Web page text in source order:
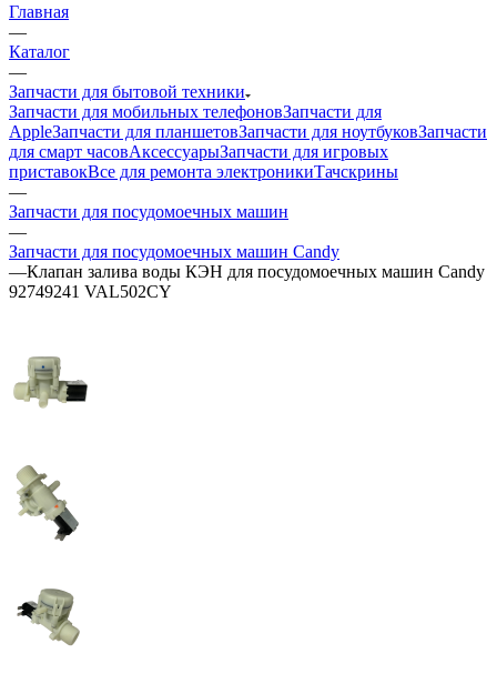
Главная
—
Каталог
—
Запчасти для бытовой техники
Запчасти для мобильных телефоновЗапчасти для
AppleЗапчасти для планшетовЗапчасти для ноутбуковЗапчасти
для смарт часовАксессуарыЗапчасти для игровых
приставокВсе для ремонта электроникиТачскрины
—
Запчасти для посудомоечных машин
—
Запчасти для посудомоечных машин Candy
—Клапан залива воды КЭН для посудомоечных машин Candy
92749241 VAL502CY